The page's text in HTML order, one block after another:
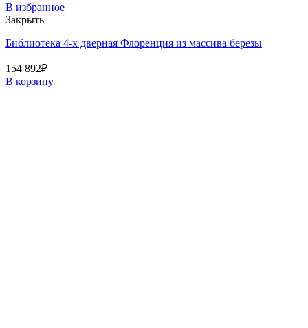
В избранное
Закрыть
Библиотека 4-х дверная Флоренция из массива березы
154 892₽
В корзину